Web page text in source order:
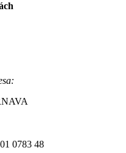
0783 48